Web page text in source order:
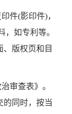
件(影印件)，
，如专利等。
、版权页和目
审查表》。
的同时，按当